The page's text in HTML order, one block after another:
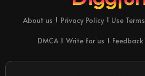
About us Privacy Policy Use Terms
DMCA Write for us Feedback